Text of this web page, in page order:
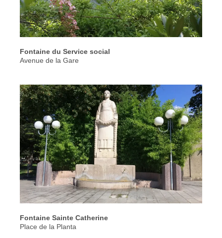
Fontaine du Service social
Avenue de la Gare
Fontaine Sainte Catherine
Place de la Planta